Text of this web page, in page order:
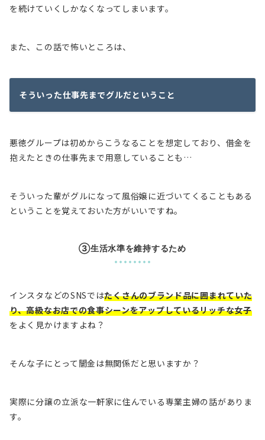
を続けていく しかなくなってしまいます。
また、この話で怖いところは、
そういった仕事先までグルだということ
悪徳グループは初めからこうなることを想定しており、借金を
抱えたときの仕事先まで用意していることも…
そういった輩がグルになって風俗嬢に近づいてくることもある
ということを覚えておいた方がいいですね。
③生活水準を維持するため
インスタなどのSNSではたくさんのブランド品に囲まれていた
り、高級なお店での食事シーンをアップしているリッチな女子
をよく見かけますよね？
そんな子にとって 闇金は無関係だと思いますか？
実際に分譲の立派な一軒家に住んでいる専業主婦の話がありま
す。